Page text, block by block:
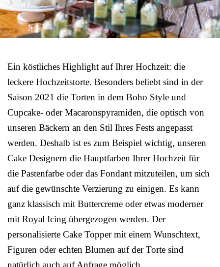
Ein köstliches Highlight auf Ihrer Hochzeit: die
leckere Hochzeitstorte. Besonders beliebt sind in der
Saison 2021 die Torten in dem Boho Style und
Cupcake- oder Macaronspyramiden, die optisch von
unseren Bäckern an den Stil Ihres Fests angepasst
werden. Deshalb ist es zum Beispiel wichtig, unseren
Cake Designern die Hauptfarben Ihrer Hochzeit für
die Pastenfarbe oder das Fondant mitzuteilen, um sich
auf die gewünschte Verzierung zu einigen. Es kann
ganz klassisch mit Buttercreme oder etwas moderner
mit Royal Icing übergezogen werden. Der
personalisierte Cake Topper mit einem Wunschtext,
Figuren oder echten Blumen auf der Torte sind